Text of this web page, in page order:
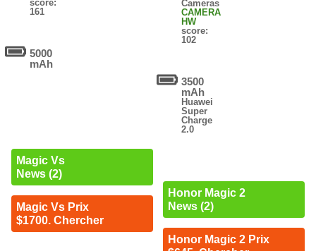
score:
161
5000
mAh
Magic Vs
News (2)
Magic Vs Prix
$1700. Chercher
Cameras
CAMERA
HW
score:
102
3500
mAh
Huawei
Super
Charge
2.0
Honor Magic 2
News (2)
Honor Magic 2 Prix